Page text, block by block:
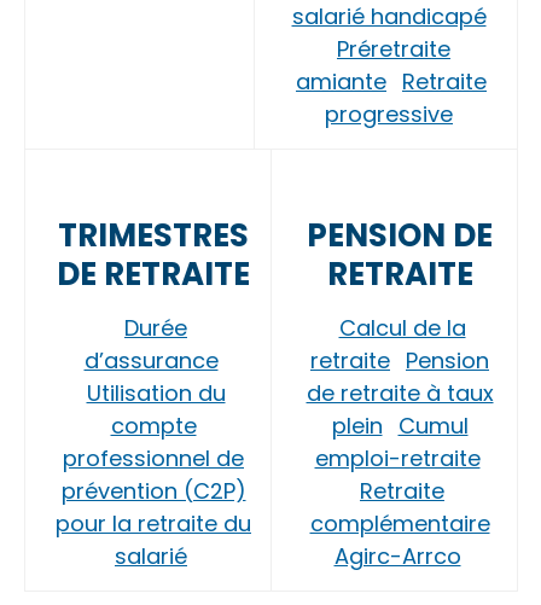
salarié handicapé
Préretraite
amiante Retraite
progressive
TRIMESTRES
DE RETRAITE
Durée
d’assurance
Utilisation du
compte
professionnel de
prévention (C2P)
pour la retraite du
salarié
PENSION DE
RETRAITE
Calcul de la
retraite Pension
de retraite à taux
plein Cumul
emploi-retraite
Retraite
complémentaire
Agirc-Arrco